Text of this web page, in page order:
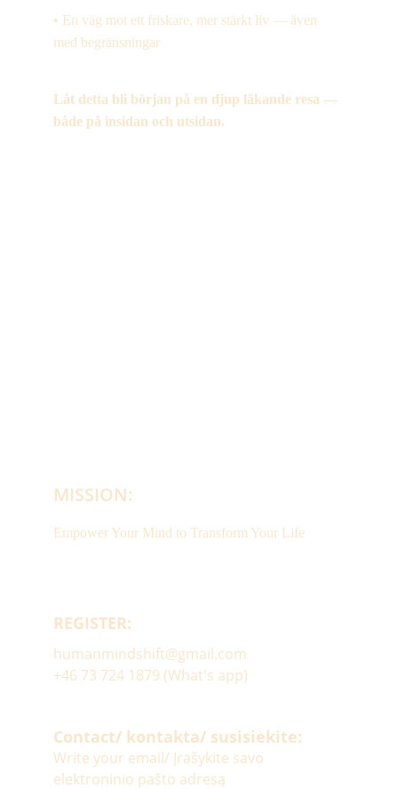
• En väg mot ett friskare, mer stärkt liv — även
med begränsningar
Låt detta bli början på en djup läkande resa —
både på insidan och utsidan.
MISSION:
Empower Your Mind to Transform Your Life
REGISTER:
Contact/ kontakta/ susisiekite:
humanmindshift@gmail.com
+46 73 724 1879 (What's app)
Write your email/ Įrašykite savo
elektroninio pašto adresą